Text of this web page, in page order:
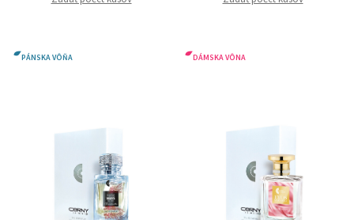
PÁNSKA VÔŇA DÁMSKA VÔNA